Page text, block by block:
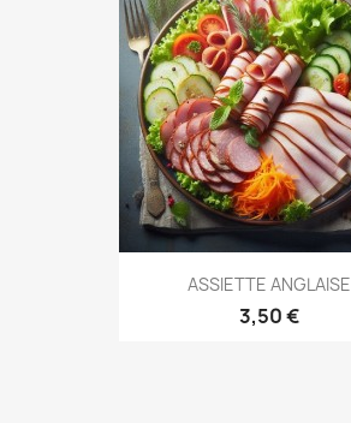
ASSIETTE ANGLAISE
3,50 €